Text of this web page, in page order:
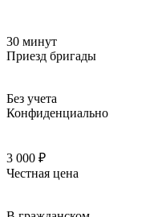
30 минут
Приезд бригады
Без учета
Конфиденциально
3 000 ₽
Честная цена